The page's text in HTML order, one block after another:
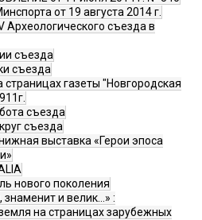
от 19 августа 2014 г.
Археологического съезда в
съезда
съезда
страницах газеты "Новгородская
съезда
съезда
выставка «Герои эпоса
нового поколения
знаменит и велик…» :
на страницах зарубежных